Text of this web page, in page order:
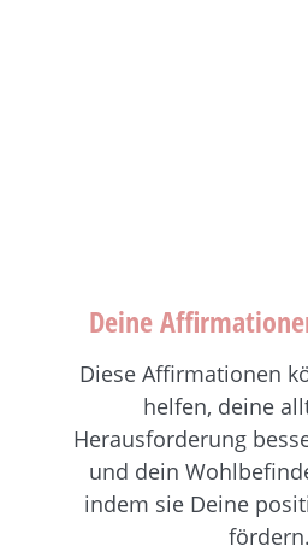
Deine
Diese Affirmationen
helfen, deine
Herausforderung
und dein
indem sie Deine
fördern.